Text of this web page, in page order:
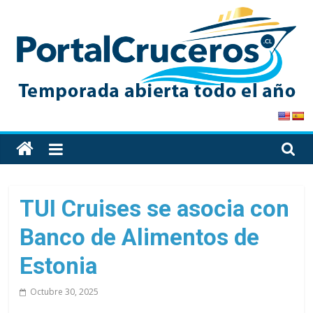
content
PortalCruceros
Toda
la
de
cruceros
en
un
solo
TUI Cruises se asocia con
Banco de Alimentos de
Estonia
Octubre 30, 2025